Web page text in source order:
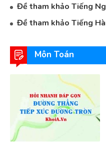
Đề tham khảo Tiếng
Đề tham khảo Tiếng
Môn Toán